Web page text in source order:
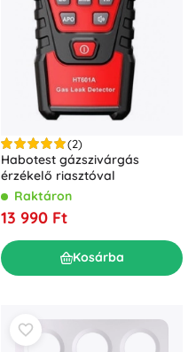
(2)
Habotest gázszivárgás
érzékelő riasztóval
Raktáron
13 990 Ft
Kosárba